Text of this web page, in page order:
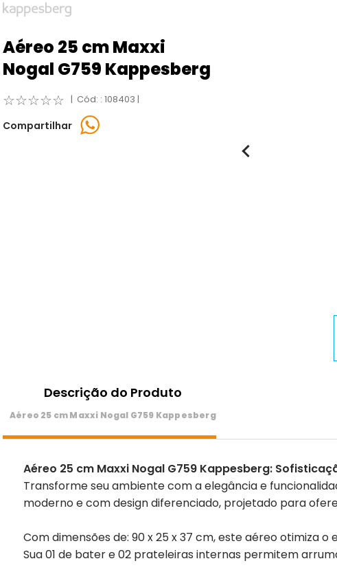
Aéreo 25 cm Maxxi
Nogal G759 Kappesberg
☆☆☆☆☆ : 108403
Compartilhar
Descrição do Produto
Aéreo 25 cm Maxxi Nogal G759 Kappesberg
Aéreo 25 cm Maxxi Nogal G759 Kappesberg:
Transforme seu ambiente com a elegância e
moderno e com design diferenciado, projetado para
Com dimensões de: 90 x 25 x 37 cm, este aéreo
Sua 01 de bater e 02 prateleiras internas permitem